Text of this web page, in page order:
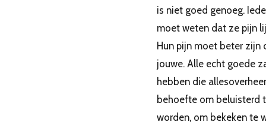
is niet goed genoeg.
moet weten dat ze pijn
Hun pijn moet beter zijn
jouwe. Alle echt goede
hebben die
behoefte om beluisterd
worden, om bekeken te